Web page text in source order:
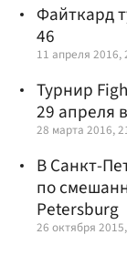
Файткард
46
11 апреля 2016,
Турнир
29 апреля
28 марта 2016,
В Санкт-
по
Petersburg
26 октября